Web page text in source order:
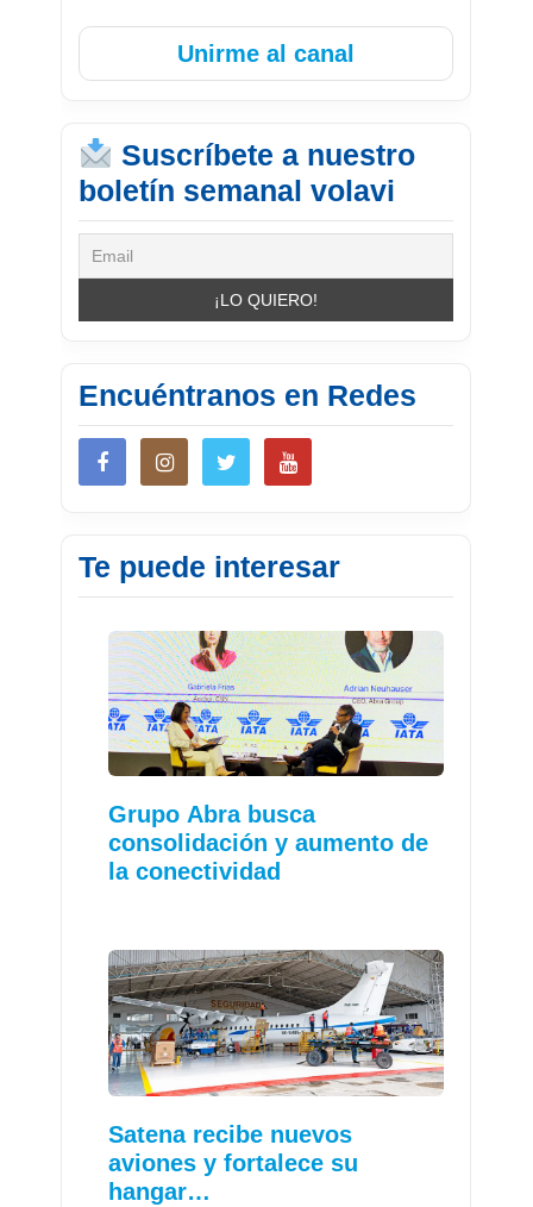
Unirme al canal
Suscríbete a nuestro
boletín semanal volavi
Encuéntranos en Redes
Te puede interesar
Grupo Abra busca
consolidación y aumento de
la conectividad
Satena recibe nuevos
aviones y fortalece su
hangar…